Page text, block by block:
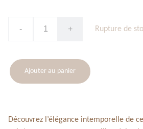
- + Rupture de
Ajouter au panier
Découvrez l’élégance intemporelle de